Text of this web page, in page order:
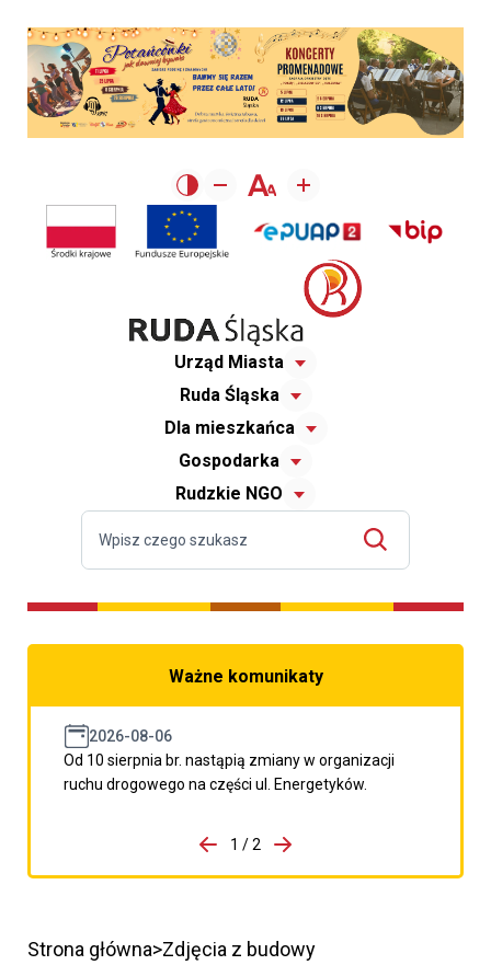
Urząd Miasta
Ruda Śląska
Dla mieszkańca
Gospodarka
Rudzkie NGO
Ważne komunikaty
2026-08-06
Od 10 sierpnia br. nastąpią zmiany w organizacji
ruchu drogowego na części ul. Energetyków.
porzpedniego komunikatu
1 / 2
Przejdź do następnego
Strona główna Zdjęcia z budowy